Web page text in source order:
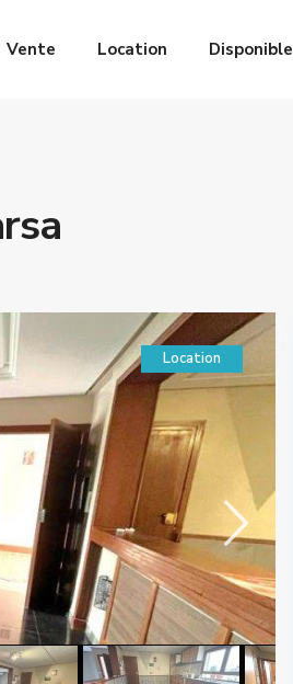
Vente Location Disponible
Location